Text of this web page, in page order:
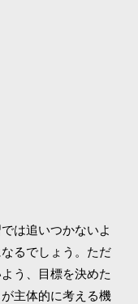
は追いつかないよ
るでしょう。ただ
う、目標を決めた
主体的に考える機